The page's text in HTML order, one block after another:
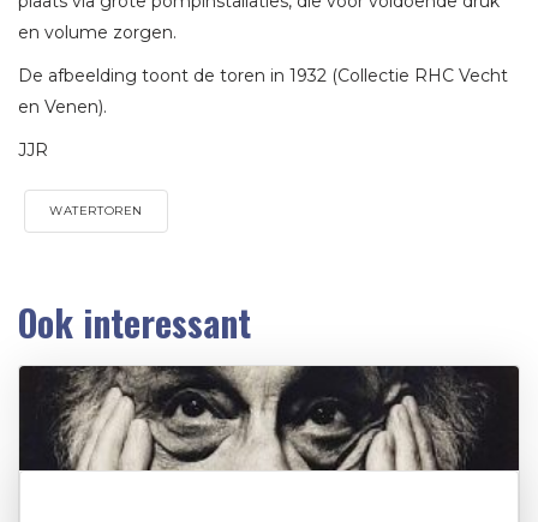
en volume zorgen.
De afbeelding toont de toren in 1932 (Collectie RHC Vecht
en Venen).
JJR
WATERTOREN
Ook interessant